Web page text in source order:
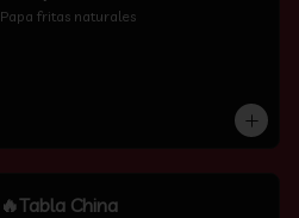
Papa fritas naturales
🔥Tabla China